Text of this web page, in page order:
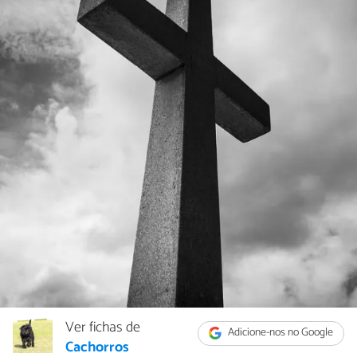
Adicione-nos no Google
Ver fichas de
Cachorros